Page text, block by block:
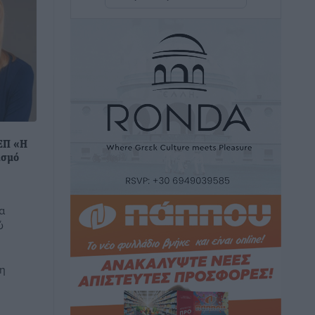
«Η
Ακαθάριστα οικόπεδα: Τι γίνεται όταν
ο ιδιοκτήτης δεν τα καθαρίσει – Πώς
πληρώνει τον λογαριασμό
Τοπικές Ειδήσεις• πριν 2 ώρες
minute σε Ελλάδα από Γερμανούς
Ειδήσεις πριν 2 ώρες
Οδηγός στη Ρόδο τράκαρε σταθμευμένο
αυτοκίνητο, παρέσυρε 72χρονο και
διέφυγε
Τοπικές Ειδήσεις• πριν 2 ώρες